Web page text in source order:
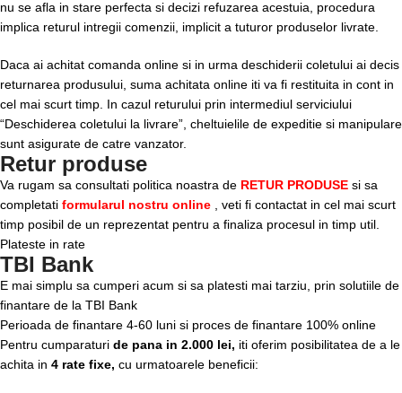
nu se afla in stare perfecta si decizi refuzarea acestuia, procedura
implica returul intregii comenzii, implicit a tuturor produselor livrate.
Daca ai achitat comanda online si in urma deschiderii coletului ai decis
returnarea produsului, suma achitata online iti va fi restituita in cont in
cel mai scurt timp. In cazul returului prin intermediul serviciului
“Deschiderea coletului la livrare”, cheltuielile de expeditie si manipulare
sunt asigurate de catre vanzator.
Retur produse
Va rugam sa consultati politica noastra de RETUR PRODUSE si sa
completati formularul nostru online , veti fi contactat in cel mai scurt
timp posibil de un reprezentat pentru a finaliza procesul in timp util.
Plateste in rate
TBI Bank
E mai simplu sa cumperi acum si sa platesti mai tarziu, prin solutiile de
finantare de la TBI Bank
Perioada de finantare 4-60 luni si proces de finantare 100% online
Pentru cumparaturi de pana in 2.000 lei, iti oferim posibilitatea de a le
achita in 4 rate fixe, cu urmatoarele beneficii: